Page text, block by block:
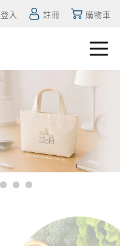
登入 註冊 購物車